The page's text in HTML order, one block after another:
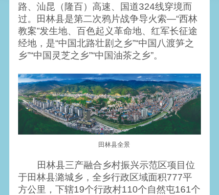
路、汕昆（隆百）高速、国道324线穿境而
过。田林县是第二次鸦片战争导火索—“西林
教案”发生地、百色起义革命地、红军长征途
经地，是“中国北路壮剧之乡”“中国八渡笋之
乡”“中国灵芝之乡”“中国油茶之乡”。
田林县全景
田林县三产融合乡村振兴示范区项目位
于田林县潞城乡，全乡行政区域面积777平
方公里，下辖19个行政村110个自然屯161个